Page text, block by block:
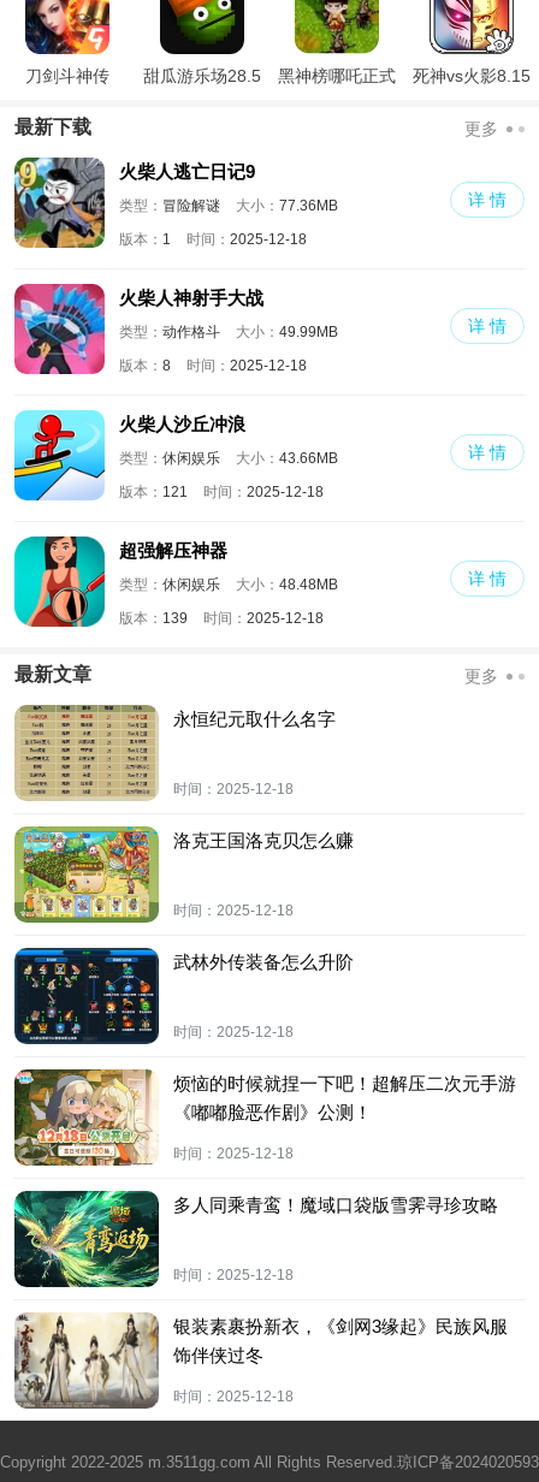
刀剑斗神传
甜瓜游乐场28.5
黑神榜哪吒正式
死神vs火影8.15
最新下载 更多
火柴人逃亡日记9
类型： 冒险解谜 大小： 77.36MB
版本： 1 时间： 2025-12-18
详 情
火柴人神射手大战
类型： 动作格斗 大小： 49.99MB
版本： 8 时间： 2025-12-18
详 情
火柴人沙丘冲浪
类型： 休闲娱乐 大小： 43.66MB
版本： 121 时间： 2025-12-18
详 情
超强解压神器
类型： 休闲娱乐 大小： 48.48MB
版本： 139 时间： 2025-12-18
详 情
最新文章 更多
永恒纪元取什么名字
时间： 2025-12-18
洛克王国洛克贝怎么赚
时间： 2025-12-18
武林外传装备怎么升阶
时间： 2025-12-18
烦恼的时候就捏一下吧！超解压二次元手游
《嘟嘟脸恶作剧》公测！
时间： 2025-12-18
多人同乘青鸾！魔域口袋版雪霁寻珍攻略
时间： 2025-12-18
银装素裹扮新衣，《剑网3缘起》民族风服
饰伴侠过冬
时间： 2025-12-18
Copyright 2022-2025 m.3511gg.com All Rights Reserved.琼ICP备2024020593